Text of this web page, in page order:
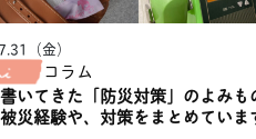
（金）
コラム
いてきた「防災対策」のよみも
災経験や、対策をまとめていま